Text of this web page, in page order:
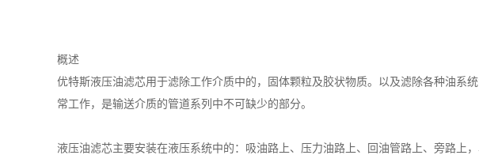
概述
优特斯液压油滤芯用于滤除工作介质中的，固体颗粒及胶状物质。以及滤除各种油系
常工作，是输送介质的管道系列中不可缺少的部分。
液压油滤芯主要安装在液压系统中的：吸油路上、压力油路上、回油管路上、旁路上，